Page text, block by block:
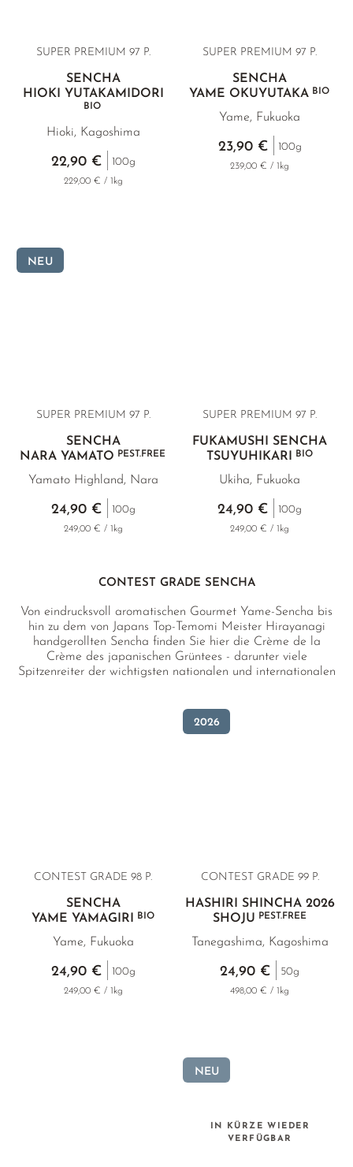
SUPER PREMIUM 97 P.
SENCHA
HIOKI YUTAKAMIDORI
BIO
Hioki, Kagoshima
22,90 € 100g
229,00 € / 1kg
SUPER PREMIUM 97 P.
SENCHA
YAME OKUYUTAKABIO
Yame, Fukuoka
23,90 € 100g
239,00 € / 1kg
NEU
SUPER PREMIUM 97 P.
SENCHA
NARA YAMATOPEST.FREE
Yamato Highland, Nara
24,90 € 100g
249,00 € / 1kg
SUPER PREMIUM 97 P.
FUKAMUSHI SENCHA
TSUYUHIKARI BIO
Ukiha, Fukuoka
24,90 € 100g
249,00 € / 1kg
CONTEST GRADE SENCHA
Von eindrucksvoll aromatischen Gourmet Yame-Sencha bis
hin zu dem von Japans Top-Temomi Meister Hirayanagi
handgerollten Sencha finden Sie hier die Crème de la
Crème des japanischen Grüntees - darunter viele
Spitzenreiter der wichtigsten nationalen und internationalen
CONTEST GRADE 98 P.
SENCHA
YAME YAMAGIRI
BIO
Yame, Fukuoka
24,90 € 100g
249,00 € / 1kg
2026
CONTEST GRADE 99 P.
HASHIRI SHINCHA 2026
SHOJU PEST.FREE
Tanegashima, Kagoshima
24,90 € 50g
498,00 € / 1kg
NEU
IN KÜRZE WIEDER
VERFÜGBAR